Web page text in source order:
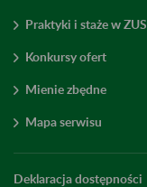
Praktyki i staże w ZUS
Konkursy ofert
Mienie zbędne
Mapa serwisu
Deklaracja dostępności